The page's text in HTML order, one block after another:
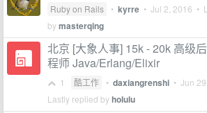
Ruby on Rails • kyrre • Jul 2, 2016 •
bymasterqing
北京 [大象人事] 15k - 20k 高级
程师 Java/Erlang/Elixir
1 酷工作 • daxiangrenshi • Jun
Lastly replied byholulu